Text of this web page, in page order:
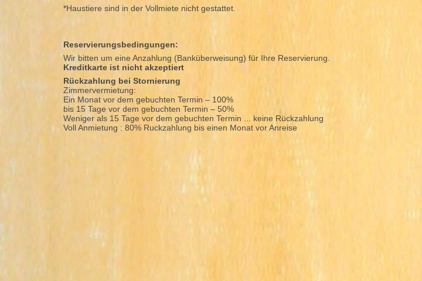
*Haustiere sind in der Vollmiete nicht gestattet.
Reservierungsbedingungen:
Wir bitten um eine Anzahlung (Banküberweisung) für Ihre Reservierung.
Kreditkarte ist nicht akzeptiert
Rückzahlung bei Stornierung
Zimmervermietung:
Ein Monat vor dem gebuchten Termin – 100%
bis 15 Tage vor dem gebuchten Termin – 50%
Weniger als 15 Tage vor dem gebuchten Termin ... keine Rückzahlung
Voll Anmietung : 80% Ruckzahlung bis einen Monat vor Anreise